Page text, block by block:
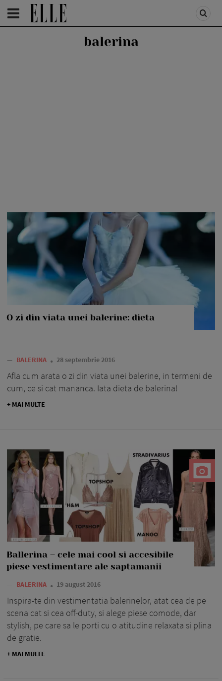
HOMEPAGE /HEALTH & DIET
balerina
O zi din viata unei balerine: dieta
— BALERINA 28 septembrie 2016
Afla cum arata o zi din viata unei balerine, in termeni de
cum, ce si cat mananca. Iata dieta de balerina!
+ MAI MULTE
Ballerina – cele mai cool si accesibile
piese vestimentare ale saptamanii
— BALERINA 19 august 2016
Inspira-te din vestimentatia balerinelor, atat cea de pe
scena cat si cea off-duty, si alege piese comode, dar
stylish, pe care sa le porti cu o atitudine relaxata si plina
de gratie.
+ MAI MULTE